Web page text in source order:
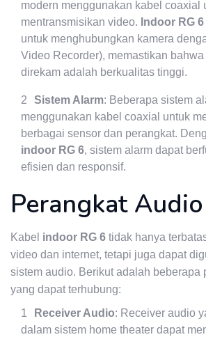
modern menggunakan kabel coaxial
mentransmisikan video. Indoor RG 6
untuk menghubungkan kamera
Video Recorder), memastikan
direkam adalah berkualitas tinggi.
Sistem Alarm: Beberapa sistem
menggunakan kabel coaxial untuk
berbagai sensor dan perangkat.
indoor RG 6, sistem alarm dapat
efisien dan responsif.
Perangkat Audio
Kabel indoor RG 6 tidak hanya
video dan internet, tetapi juga dapat
sistem audio. Berikut adalah beberapa
yang dapat terhubung:
Receiver Audio: Receiver audio
dalam sistem home theater dapat